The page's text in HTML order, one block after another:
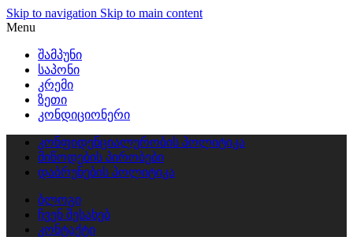
Skip to navigation Skip to main content
Menu
შამპუნი
საპონი
კრემი
ზეთი
კონდიციონერი
კონფიდენციალურობის პოლიტიკა
მიწოდების პირობები
დაბრუნების პოლიტიკა
ბლოგი
ჩვენ შესახებ
კონტაქტი